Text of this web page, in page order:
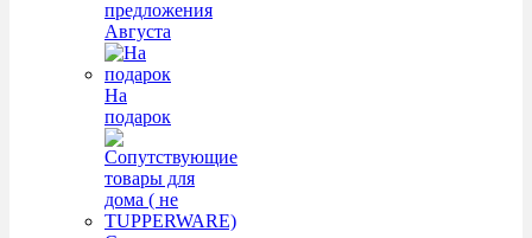
предложения
Августа
На
подарок